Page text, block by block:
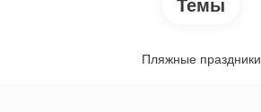
Темы
Пляжные праздники